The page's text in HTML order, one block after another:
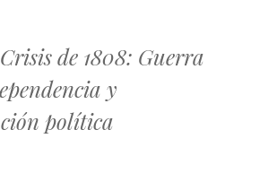
de 1808: Guerra
y
política